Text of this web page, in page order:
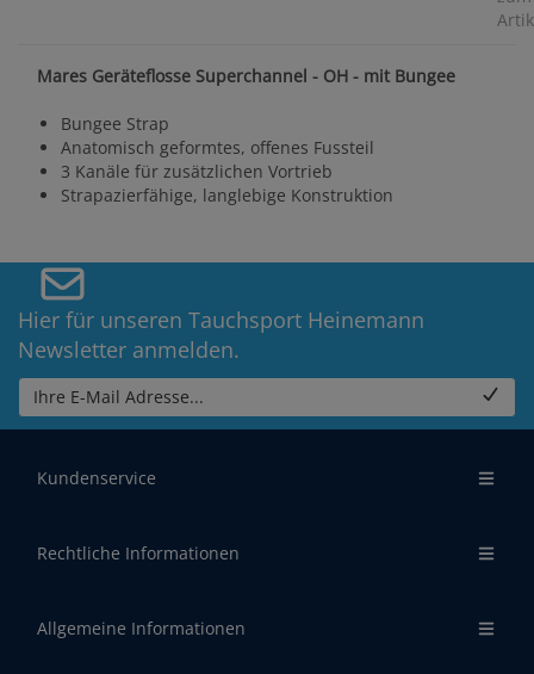
Mares Geräteflosse Superchannel - OH - mit Bungee
Bungee Strap
Anatomisch geformtes, offenes Fussteil
3 Kanäle für zusätzlichen Vortrieb
Strapazierfähige, langlebige Konstruktion
Hier für unseren Tauchsport Heinemann
Newsletter anmelden.
Ihre E-Mail Adresse...
Kundenservice
Rechtliche Informationen
Allgemeine Informationen